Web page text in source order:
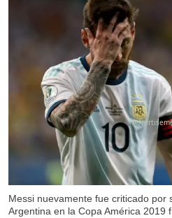
Messi nuevamente fue criticado por
Argentina en la Copa América 2019